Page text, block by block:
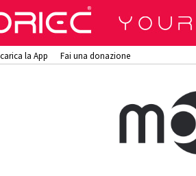
la App Fai una donazione